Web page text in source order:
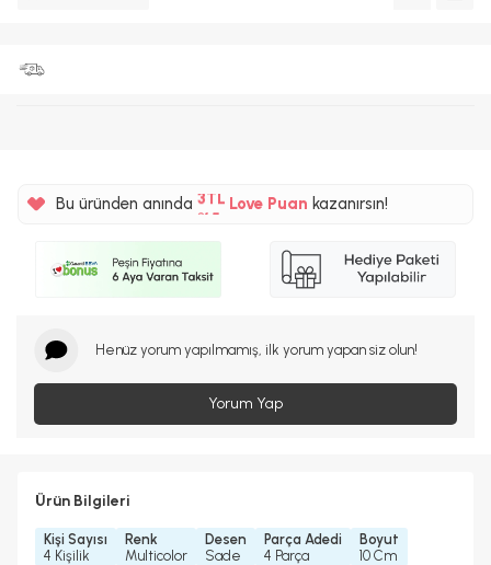
Bu üründen anında %5Love Puankazanırsın!
Henüz yorum yapılmamış, ilk yorum yapan siz olun!
Yorum Yap
Ürün Bilgileri
Kişi Sayısı
4 Kişilik
Renk
Multicolor
Desen
Sade
Parça Adedi
4 Parça
Boyut
10 Cm